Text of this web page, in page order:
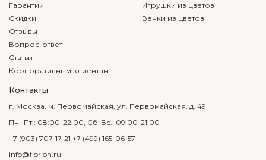
Гарантии
Скидки
Отзывы
Вопрос-ответ
Статьи
Корпоративным клиентам
Игрушки из цветов
Венки из цветов
Контакты
г. Москва, м. Первомайская, ул. Первомайская, д. 49
Пн.-Пт.: 08:00-22:00, Сб-Вс.: 09:00-21:00
+7 (903) 707-17-21 +7 (499) 165-06-57
info@florion.ru